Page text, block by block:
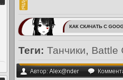
КАК СКАЧАТЬ С
Теги: Танчики, Battle
Автор:Alex@nder